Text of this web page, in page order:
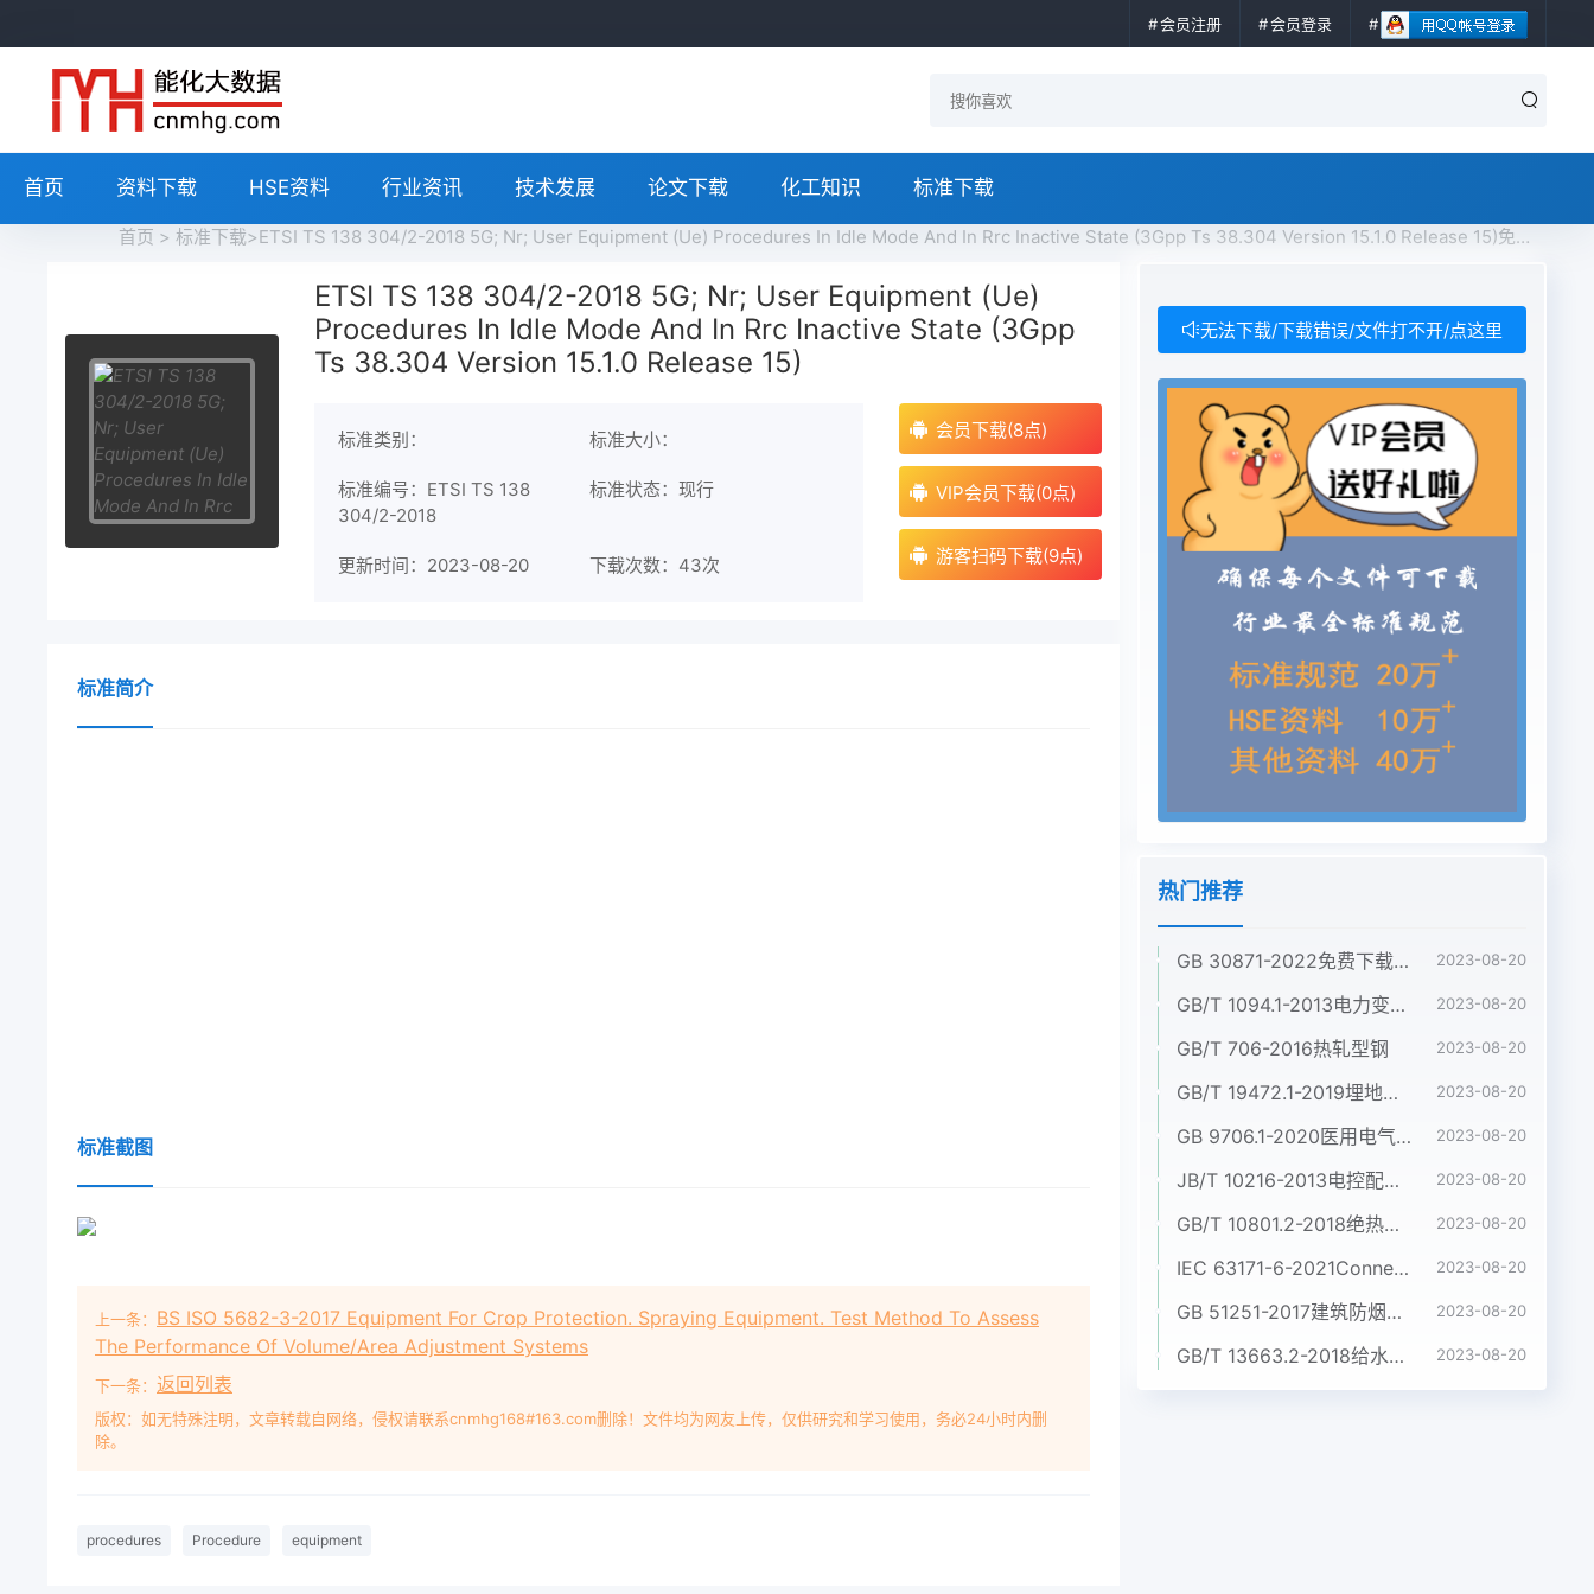
会员注册 会员登录
首页 资料下载 HSE资料 行业资讯 技术发展 论文下载 化工知识 标准下载
首页 > 标准下载>ETSI TS 138 304/2-2018 5G; Nr; User Equipment (Ue) Procedures In Idle Mode And In Rrc Inactive State (3Gpp Ts 38.304 Version 15.1.0 Release 15)免费下载
ETSI TS 138 304/2-2018 5G; Nr; User Equipment (Ue)
Procedures In Idle Mode And In Rrc Inactive State (3Gpp
Ts 38.304 Version 15.1.0 Release 15)
标准类别： 标准大小：
标准编号：ETSI TS 138
304/2-2018
标准状态：现行
更新时间：2023-08-20 下载次数： 43次
会员下载(8点)
VIP会员下载(0点)
游客扫码下载(9点)
标准简介
标准截图
上一条： BS ISO 5682-3-2017 Equipment For Crop Protection. Spraying Equipment. Test Method To Assess
The Performance Of Volume/Area Adjustment Systems
下一条： 返回列表
版权：如无特殊注明，文章转载自网络，侵权请联系cnmhg168#163.com删除！文件均为网友上传，仅供研究和学习使用，务必24小时内删
除。
procedures Procedure equipment
无法下载/下载错误/文件打不开/点这里
热门推荐
GB 30871-2022免费下载危险化学品企业特殊作业安全规范 2023-08-20
GB/T 1094.1-2013电力变压器 第1部分:总则 2023-08-20
GB/T 706-2016热轧型钢 2023-08-20
GB/T 19472.1-2019埋地用聚乙烯(PE)结构壁管道系统 第1部分:聚乙烯双壁波纹管材 2023-08-20
GB 9706.1-2020医用电气设备 第1部分:基本安全和基本性能的通用要求 2023-08-20
JB/T 10216-2013电控配电用电缆桥架 2023-08-20
GB/T 10801.2-2018绝热用挤塑聚苯乙烯泡沫塑料(XPS) 2023-08-20
IEC 63171-6-2021Connectors for electrical and electronic equipment - Part 6: Detail specification for 2-way and 4-way (data/power), shielded, free and fixed connectors for power and data transmission with frequencies up to 600 MHz 2023-08-20
GB 51251-2017建筑防烟排烟系统技术标准 2023-08-20
GB/T 13663.2-2018给水用聚乙烯(PE)管道系统 第2部分:管材 2023-08-20